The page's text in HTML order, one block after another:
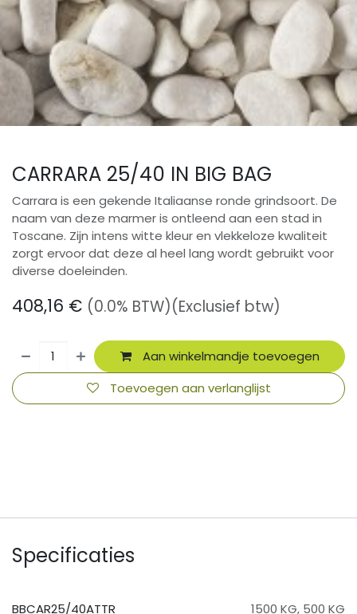
CARRARA 25/40 IN BIG BAG
Carrara is een gekende Italiaanse ronde grindsoort. De
naam van deze marmer is ontleend aan een stad in
Toscane. Zijn intens witte kleur en vlekkeloze kwaliteit
zorgt ervoor dat deze al heel lang wordt gebruikt voor
diverse doeleinden.
408,16 € (0.0% BTW)(Exclusief btw)
Aan winkelmandje toevoegen
Toevoegen aan verlanglijst
Specificaties
BBCAR25/40ATTR 1500 KG, 500 KG